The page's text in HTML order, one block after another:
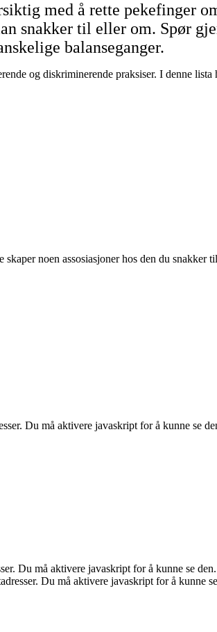
med å rette pekefinger
snakker til eller om. Spør
balanseganger.
og diskriminerende praksiser. I denne
noen assosiasjoner hos den du
Du må aktivere javaskript for å kunne se
Du må aktivere javaskript for å kunne se den.
Du må aktivere javaskript for å kunne